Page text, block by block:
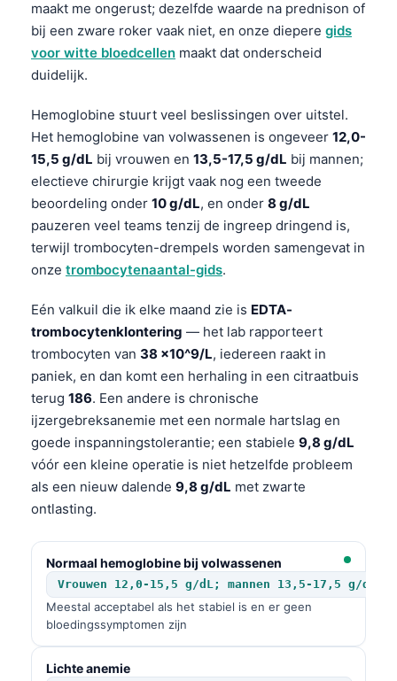
maakt me ongerust; dezelfde waarde na prednison of
bij een zware roker vaak niet, en onze diepere gids
voor witte bloedcellen maakt dat onderscheid
duidelijk.
Hemoglobine stuurt veel beslissingen over uitstel.
Het hemoglobine van volwassenen is ongeveer 12,0-
15,5 g/dL bij vrouwen en 13,5-17,5 g/dL bij mannen;
electieve chirurgie krijgt vaak nog een tweede
beoordeling onder 10 g/dL, en onder 8 g/dL
pauzeren veel teams tenzij de ingreep dringend is,
terwijl trombocyten-drempels worden samengevat in
onze trombocytenaantal-gids.
Eén valkuil die ik elke maand zie is EDTA-
trombocytenklontering — het lab rapporteert
trombocyten van 38 x10^9/L, iedereen raakt in
paniek, en dan komt een herhaling in een citraatbuis
terug 186. Een andere is chronische
ijzergebreksanemie met een normale hartslag en
goede inspanningstolerantie; een stabiele 9,8 g/dL
vóór een kleine operatie is niet hetzelfde probleem
als een nieuw dalende 9,8 g/dL met zwarte
ontlasting.
Normaal hemoglobine bij volwassenen
Vrouwen 12,0-15,5 g/dL; mannen 13,5-17,5 g/dL
Meestal acceptabel als het stabiel is en er geen
bloedingssymptomen zijn
Lichte anemie